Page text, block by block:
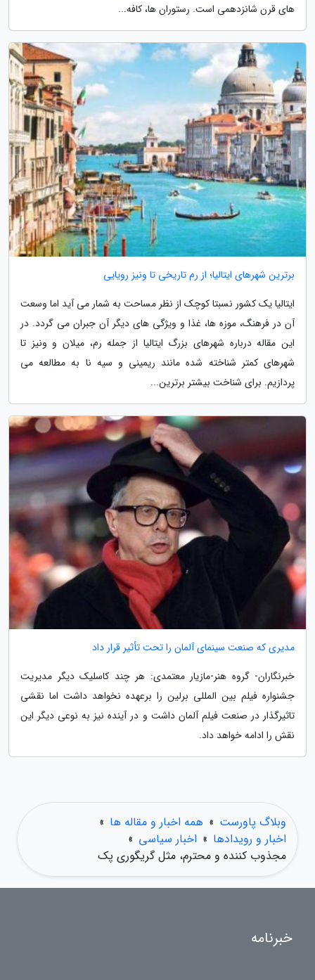
های قرن شانزدهمی است. رستوران ها، کافه...
برترین شهرهای ایتالیا؛ از رم تاریخی تا ونیز رویایی
ایتالیا یک کشور نسبتا کوچک از نظر مساحت به شمار می آید اما وسعت
آن در فرهنگ، موزه ها، غذا و ویژگی های دیگر آن جبران می گردد. در
این مقاله درباره شهرهای بزرگ ایتالیا از جمله رم، میلان و ونیز تا
شهرهای کمتر شناخته شده مانند ریمینی و سیه نا به مطالعه می
پردازیم. برای شناخت بیشتر برترین...
مدیری که صنعت سینمای آلمان را تحت تأثیر قرار داد
خبرنگاران- گروه هنر-مازیار معتمدی: هر چند کاسلیک دیگر مدیریت
جشنواره فیلم بین المللی برلین را برعهده نخواهد داشت اما نقشی
تاثیرگذار در صنعت فیلم آلمان داشت و در آینده نیز به نوعی دیگر این
نقش را ادامه خواهد داد.
وبلاگ پاورست » همه اخبار و مقاله ها »
اخبار و رویدادها » اخبار سیاسی »
مجذوب کننده و محترم، مثل گریگوری پک
خبرنامه